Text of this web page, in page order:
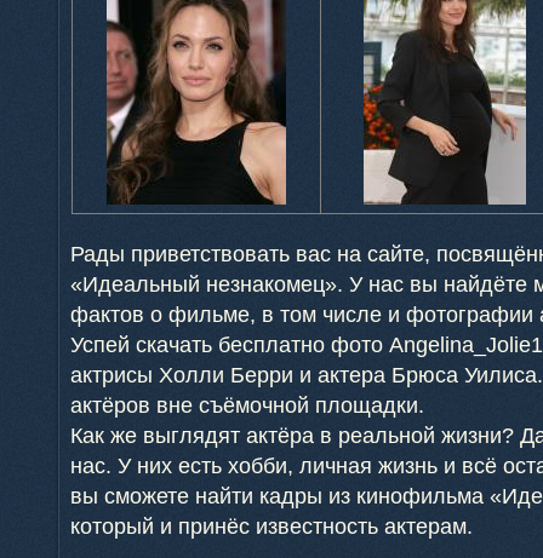
Рады приветствовать вас на сайте,
«Идеальный незнакомец». У нас вы найдёте
фактов о фильме, в том числе и фотографии
Успей скачать бесплатно фото
актрисы Холли Берри и актера Брюса
актёров вне съёмочной площадки.
Как же выглядят актёра в реальной жизни?
нас. У них есть хобби, личная жизнь и всё
вы сможете найти кадры из кинофильма
который и принёс известность актерам.